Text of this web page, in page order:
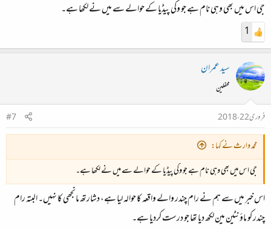
جی اس میں بھی وہی نام ہے جو وکی پیڈیا کے حوالے سے میں نے لکھا ہے۔
1
سید عمران
محفلین
فروری 22، 2018
#7
محمد وارث نے کہا:
جی اس میں بھی وہی نام ہے جو وکی پیڈیا کے حوالے سے میں نے لکھا ہے۔
اس خبر میں سے ہم نے رام چندر والے واقعہ کا حوالہ لیا ہے، دشارتھ مانجھی کا نہیں۔ البتہ رام
چندر کو ماؤنٹین مین لکھ دیا تھا جو درست کردیا ہے۔